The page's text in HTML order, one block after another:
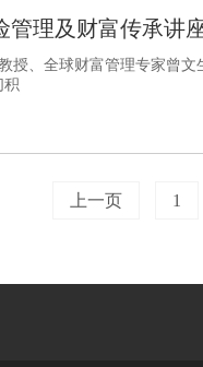
管理及财富传承讲
授、全球财富管理专家曾
积
上一页 1